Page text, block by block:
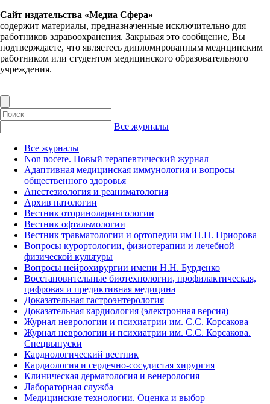
Сайт издательства «Медиа Сфера»
содержит материалы, предназначенные исключительно для
работников здравоохранения. Закрывая это сообщение, Вы
подтверждаете, что являетесь дипломированным медицинским
работником или студентом медицинского образовательного
учреждения.
Все журналы
Все журналы
Non nocere. Новый терапевтический журнал
Адаптивная медицинская иммунология и вопросы
общественного здоровья
Анестезиология и реаниматология
Архив патологии
Вестник оториноларингологии
Вестник офтальмологии
Вестник травматологии и ортопедии им Н.Н. Приорова
Вопросы курортологии, физиотерапии и лечебной
физической культуры
Вопросы нейрохирургии имени Н.Н. Бурденко
Восстановительные биотехнологии, профилактическая,
цифровая и предиктивная медицина
Доказательная гастроэнтерология
Доказательная кардиология (электронная версия)
Журнал неврологии и психиатрии им. С.С. Корсакова
Журнал неврологии и психиатрии им. С.С. Корсакова.
Спецвыпуски
Кардиологический вестник
Кардиология и сердечно-сосудистая хирургия
Клиническая дерматология и венерология
Лабораторная служба
Медицинские технологии. Оценка и выбор